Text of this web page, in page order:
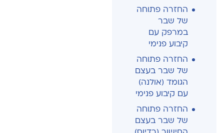
החזרה פתוחה
של שבר
במרפק עם
קיבוע פנימי
החזרה פתוחה
של שבר בעצם
הגומד (אולנה)
עם קיבוע פנימי
החזרה פתוחה
של שבר בעצם